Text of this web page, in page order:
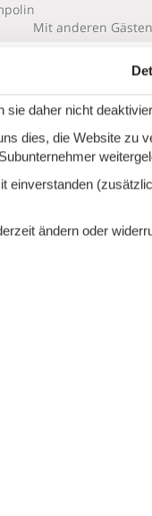
Mit anderen
sie daher nicht
dies, die Website zu
einverstanden
ändern oder